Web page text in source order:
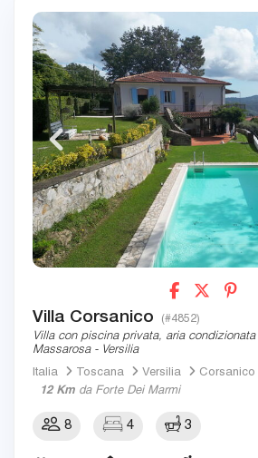
Villa Corsanico (#4852)
Villa con piscina privata, aria
Massarosa - Versilia
Italia
Toscana Versilia
Corsanico
12 Km da Forte Dei Marmi
8 4 3